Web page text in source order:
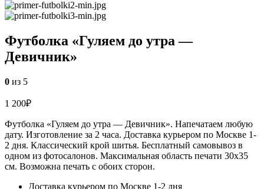
Футболка «Гуляем до утра —
Девичник»
0 из 5
1 200₽
Футболка «Гуляем до утра — Девичник». Напечатаем любую
дату. Изготовление за 2 часа. Доставка курьером по Москве 1-
2 дня. Классический крой шитья. Бесплатный самовывоз в
одном из фотосалонов. Максимальная область печати 30х35
см. Возможна печать с обоих сторон.
Доставка курьером по Москве 1-2 дня